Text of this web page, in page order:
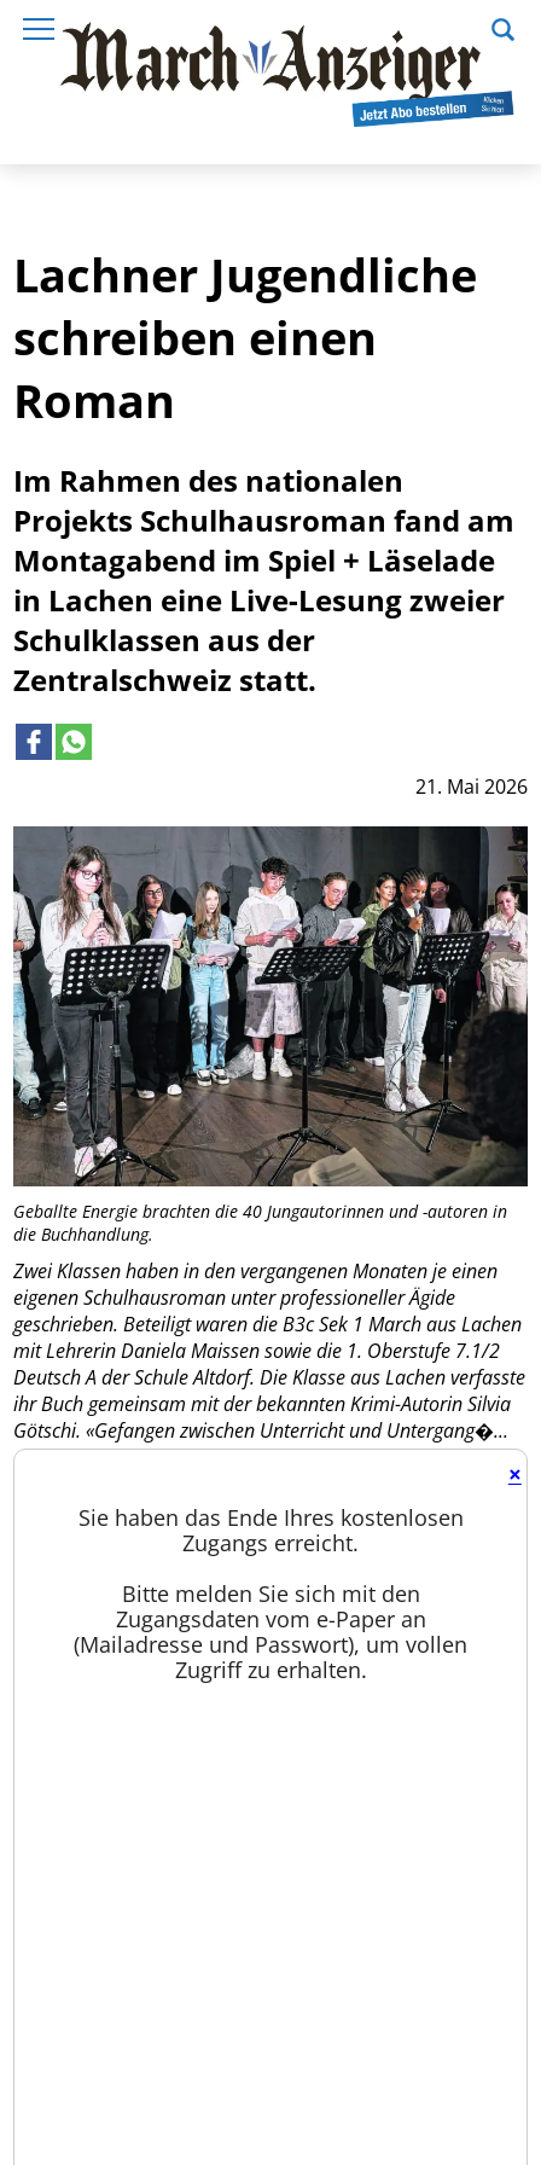
Geballte Energie brachten die 40 Jungautorinnen und -autoren in
die Buchhandlung.
21. Mai 2026
Lachner Jugendliche
schreiben einen
Roman
Im Rahmen des nationalen
Projekts Schulhausroman fand am
Montagabend im Spiel + Läselade
in Lachen eine Live-Lesung zweier
Schulklassen aus der
Zentralschweiz statt.
Zwei Klassen haben in den vergangenen Monaten je einen
eigenen Schulhausroman unter professioneller Ägide
geschrieben. Beteiligt waren die B3c Sek 1 March aus Lachen
mit Lehrerin Daniela Maissen sowie die 1. Oberstufe 7.1/2
Deutsch A der Schule Altdorf. Die Klasse aus Lachen verfasste
ihr Buch gemeinsam mit der bekannten Krimi-Autorin Silvia
Götschi. «Gefangen zwischen Unterricht und Untergang�...
×
Sie haben das Ende Ihres kostenlosen
Zugangs erreicht.
Bitte melden Sie sich mit den
Zugangsdaten vom e-Paper an
(Mailadresse und Passwort), um vollen
Zugriff zu erhalten.